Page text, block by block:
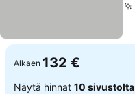
Alkaen 132 €
Näytä hinnat 10 sivustolta